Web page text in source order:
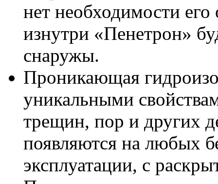
нет необходимости
изнутри «Пенетрон»
снаружы.
Проникающая
уникальными
трещин, пор и других
появляются на любых
эксплуатации, с